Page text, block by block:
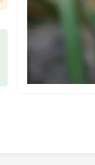
نباتی
پرتقالی
کبود
سبز